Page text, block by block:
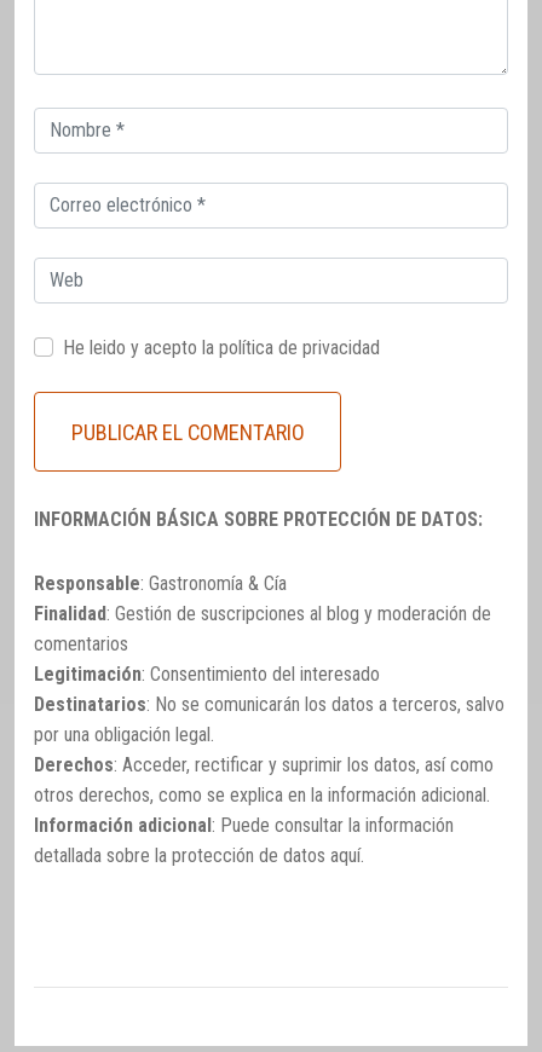
Correo
electrónico
Correo
electrónico
Web
He leido y acepto la política de privacidad
INFORMACIÓN BÁSICA SOBRE PROTECCIÓN DE DATOS:
Responsable: Gastronomía & Cía
Finalidad: Gestión de suscripciones al blog y moderación de
comentarios
Legitimación: Consentimiento del interesado
Destinatarios: No se comunicarán los datos a terceros, salvo
por una obligación legal.
Derechos: Acceder, rectificar y suprimir los datos, así como
otros derechos, como se explica en la información adicional.
Información adicional: Puede consultar la información
detallada sobre la protección de datos aquí.